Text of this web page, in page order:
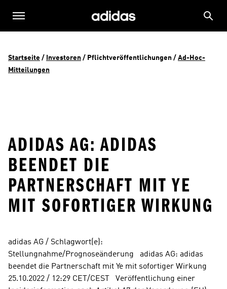
Startseite / Investoren / Pflichtveröffentlichungen / Ad-Hoc-
Mitteilungen
ADIDAS AG: ADIDAS
BEENDET DIE
PARTNERSCHAFT MIT YE
MIT SOFORTIGER WIRKUNG
adidas AG / Schlagwort(e):
Stellungnahme/Prognoseänderung   adidas AG: adidas
beendet die Partnerschaft mit Ye mit sofortiger Wirkung
25.10.2022 / 12:29 CET/CEST   Veröffentlichung einer